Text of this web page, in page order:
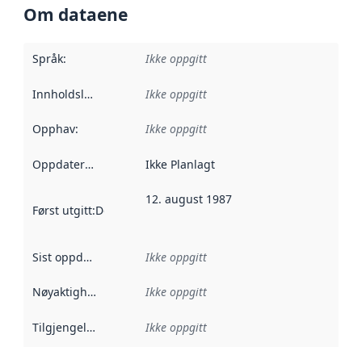
Om dataene
Språk: Ikke oppgitt
Innholdsleverandører :
Ikke oppgitt
Opphav: Ikke oppgitt
Oppdateringsfrekvens :
Ikke Planlagt
Først utgitt:Denne datoen sier når dataene i dette
12. august 1987
Sist oppdatert Ikke oppgitt
Nøyaktighet Ikke oppgitt
Tilgjengelighet Ikke oppgitt